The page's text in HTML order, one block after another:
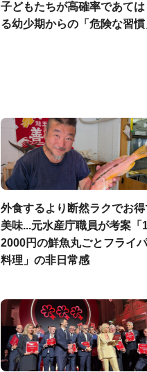
子どもたちが高確率であては
る幼少期からの「危険な習慣
外食するより断然ラクでお得
美味...元水産庁職員が考案「
2000円の鮮魚丸ごとフライ
料理」の非日常感